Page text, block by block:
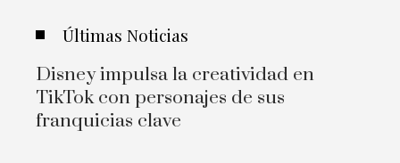
Últimas Noticias
Disney impulsa la creatividad en
TikTok con personajes de sus
franquicias clave